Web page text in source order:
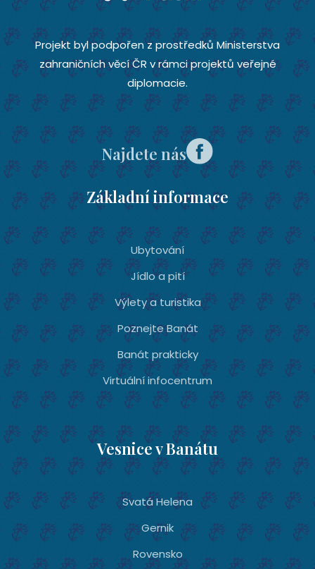
Projekt byl podpořen z prostředků Ministerstva
zahraničních věcí ČR v rámci projektů veřejné
diplomacie.
Najdete nás
Základní informace
Ubytování­
Jídlo a pití
Výlety a turistika
Poznejte Banát
Banát prakticky
Virtuální infocentrum
Vesnice v Banátu
Svatá Helena
Gernik
Rovensko